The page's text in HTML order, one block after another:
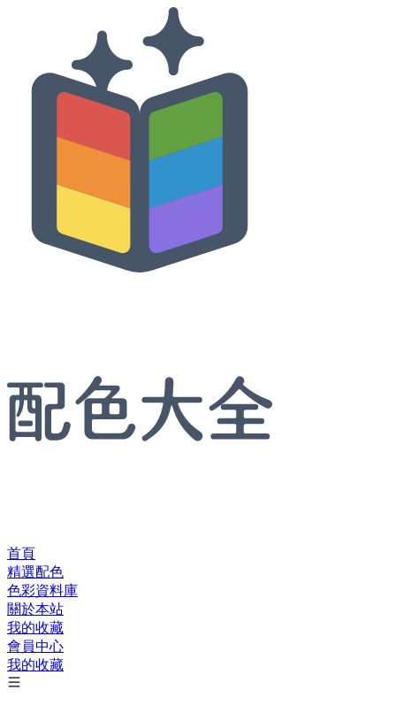
首頁
精選配色
色彩資料庫
關於本站
我的收藏
會員中心
我的收藏